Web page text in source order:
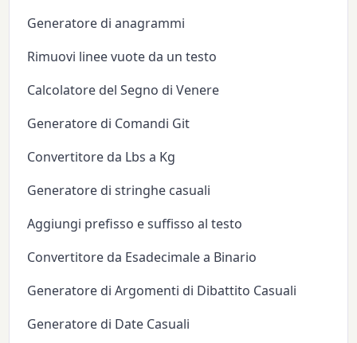
Generatore di anagrammi
Rimuovi linee vuote da un testo
Calcolatore del Segno di Venere
Generatore di Comandi Git
Convertitore da Lbs a Kg
Generatore di stringhe casuali
Aggiungi prefisso e suffisso al testo
Convertitore da Esadecimale a Binario
Generatore di Argomenti di Dibattito Casuali
Generatore di Date Casuali